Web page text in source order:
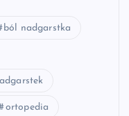
ból nadgarstka
ortopedia